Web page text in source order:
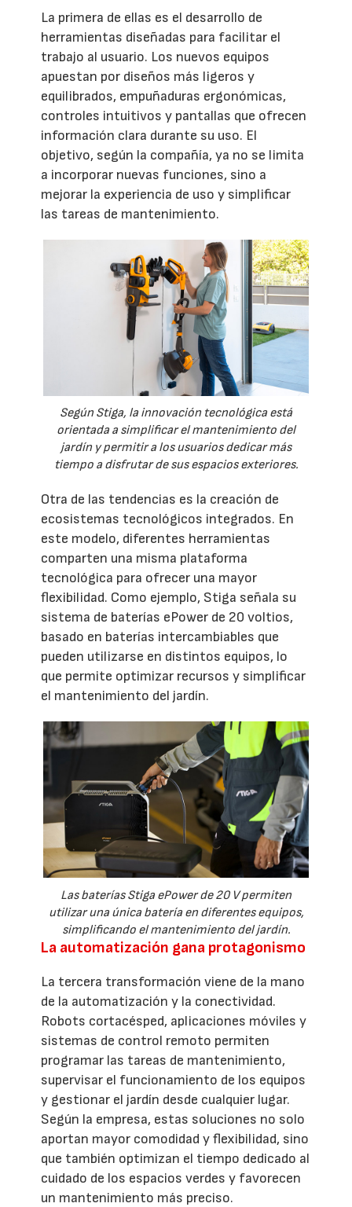
La primera de ellas es el desarrollo de
herramientas diseñadas para facilitar el
trabajo al usuario. Los nuevos equipos
apuestan por diseños más ligeros y
equilibrados, empuñaduras ergonómicas,
controles intuitivos y pantallas que ofrecen
información clara durante su uso. El
objetivo, según la compañía, ya no se limita
a incorporar nuevas funciones, sino a
mejorar la experiencia de uso y simplificar
las tareas de mantenimiento.
Según Stiga, la innovación tecnológica está
orientada a simplificar el mantenimiento del
jardín y permitir a los usuarios dedicar más
tiempo a disfrutar de sus espacios exteriores.
Otra de las tendencias es la creación de
ecosistemas tecnológicos integrados. En
este modelo, diferentes herramientas
comparten una misma plataforma
tecnológica para ofrecer una mayor
flexibilidad. Como ejemplo, Stiga señala su
sistema de baterías ePower de 20 voltios,
basado en baterías intercambiables que
pueden utilizarse en distintos equipos, lo
que permite optimizar recursos y simplificar
el mantenimiento del jardín.
Las baterías Stiga ePower de 20 V permiten
utilizar una única batería en diferentes equipos,
simplificando el mantenimiento del jardín.
La automatización gana protagonismo
La tercera transformación viene de la mano
de la automatización y la conectividad.
Robots cortacésped, aplicaciones móviles y
sistemas de control remoto permiten
programar las tareas de mantenimiento,
supervisar el funcionamiento de los equipos
y gestionar el jardín desde cualquier lugar.
Según la empresa, estas soluciones no solo
aportan mayor comodidad y flexibilidad, sino
que también optimizan el tiempo dedicado al
cuidado de los espacios verdes y favorecen
un mantenimiento más preciso.